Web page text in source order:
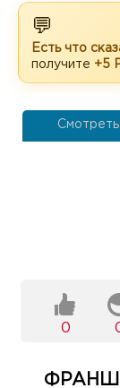
💬
Есть что
получите +5
Смотреть
0